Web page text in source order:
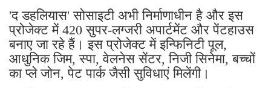
'द डहलियास' सोसाइटी अभी निर्माणाधीन है और इस
प्रोजेक्ट में 420 सुपर-लग्जरी अपार्टमेंट और पेंटहाउस
बनाए जा रहे हैं। इस प्रोजेक्ट में इन्फिनिटी पूल,
आधुनिक जिम, स्पा, वेलनेस सेंटर, निजी सिनेमा, बच्चों
का प्ले जोन, पेट पार्क जैसी सुविधाएं मिलेंगी।